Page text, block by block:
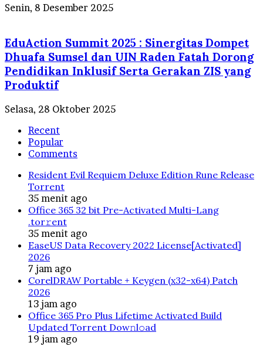
Senin, 8 Desember 2025
EduAction Summit 2025 : Sinergitas Dompet
Dhuafa Sumsel dan UIN Raden Fatah Dorong
Pendidikan Inklusif Serta Gerakan ZIS yang
Produktif
Selasa, 28 Oktober 2025
Recent
Popular
Comments
Resident Evil Requiem Deluxe Edition Rune Release
Torrent
35 menit ago
Office 365 32 bit Pre-Activated Multi-Lang
.tоr𝚛еnt
35 menit ago
EaseUS Data Recovery 2022 License[Activated]
2026
7 jam ago
CorelDRAW Portable + Keygen (x32-x64) Patch
2026
13 jam ago
Office 365 Pro Plus Lifetime Activated Build
Updated Torrent Dow𝚗l𝚘аd
19 jam ago